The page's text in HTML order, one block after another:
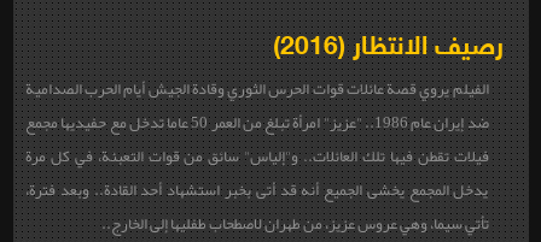
رصيف الانتظار (2016)
الفيلم يروي قصة عائلات قوات الحرس الثوري وقادة الجيش أيام الحرب الصدامية
ضد إيران عام 1986.. "عزيز" امرأة تبلغ من العمر 50 عاما تدخل مع حفيديها مجمع
فيلات تقطن فيها تلك العائلات.. و"إلياس" سائق من قوات التعبئة، في كل مرة
يدخل المجمع يخشى الجميع أنه قد أتى بخبر استشهاد أحد القادة.. وبعد فترة،
تأتي سيما، وهي عروس عزيز، من طهران لاصطحاب طفليها إلى الخارج..